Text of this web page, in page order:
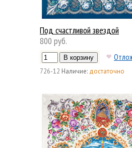
Под счастливой звездой
800 руб.
726-12 Наличие: достаточно